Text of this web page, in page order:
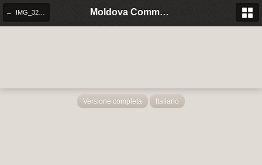
Moldova Community Italia
Versione completa Italiano